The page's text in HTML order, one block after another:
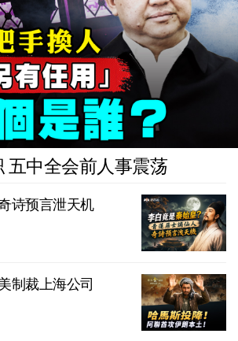
五中全会前人事震荡
诗预言泄天机
制裁上海公司